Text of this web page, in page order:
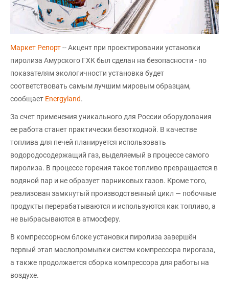
Маркет Репорт-- Акцент при проектировании установки
пиролиза Амурского ГХК был сделан на безопасности - по
показателям экологичности установка будет
соответствовать самым лучшим мировым образцам,
сообщает Energyland.
За счет применения уникального для России оборудования
ее работа станет практически безотходной. В качестве
топлива для печей планируется использовать
водородосодержащий газ, выделяемый в процессе самого
пиролиза. В процессе горения такое топливо превращается в
водяной пар и не образует парниковых газов. Кроме того,
реализован замкнутый производственный цикл — побочные
продукты перерабатываются и используются как топливо, а
не выбрасываются в атмосферу.
В компрессорном блоке установки пиролиза завершён
первый этап маслопромывки систем компрессора пирогаза,
а также продолжается сборка компрессора для работы на
воздухе.